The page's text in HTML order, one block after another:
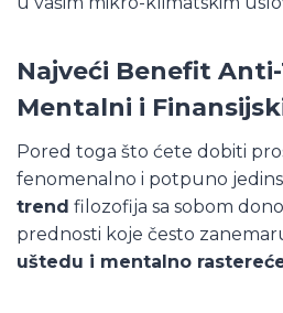
Najveći Benefit
Mentalni i
Pored toga što ćete dobiti
fenomenalno i potpuno
trend filozofija sa sobom
prednosti koje često
uštedu i mentalno